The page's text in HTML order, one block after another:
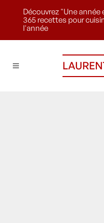
Découvrez "Une année
365 recettes pour
l'année